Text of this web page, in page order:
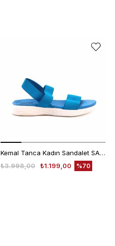
Kemal Tanca Kadın Sandalet SANDALET
₺1.199,00
₺3.998,00 %70